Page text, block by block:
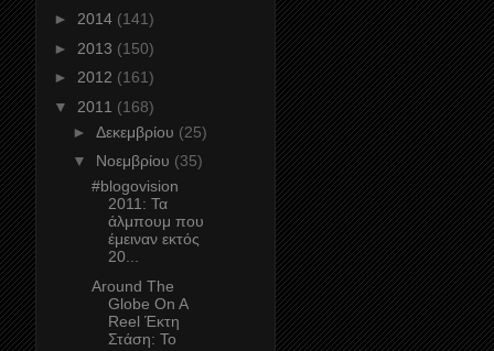
► 2014 (141)
► 2013 (150)
► 2012 (161)
▼
2011 (168)
► Δεκεμβρίου (25)
▼
Νοεμβρίου (35)
#blogovision
2011: Τα
άλμπουμ που
έμειναν εκτός
20...
Around The
Globe On A
Reel Έκτη
Στάση: To